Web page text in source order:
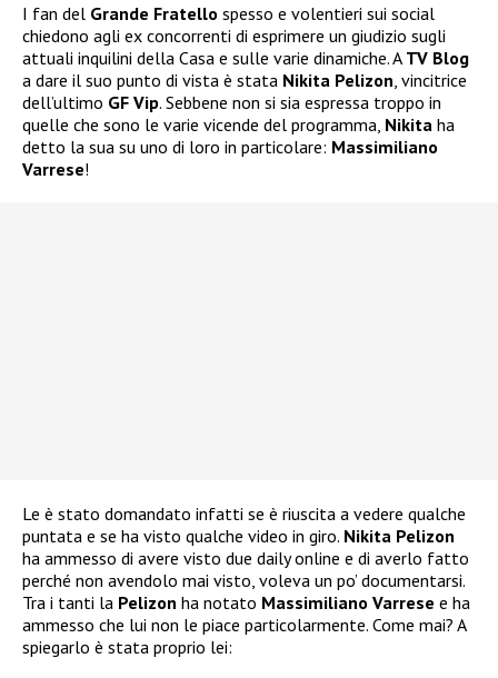
I fan del Grande Fratello spesso e volentieri sui social
chiedono agli ex concorrenti di esprimere un giudizio sugli
attuali inquilini della Casa e sulle varie dinamiche. A TV Blog
a dare il suo punto di vista è stata Nikita Pelizon , vincitrice
dell’ultimo GF Vip. Sebbene non si sia espressa troppo in
quelle che sono le varie vicende del programma, Nikita ha
detto la sua su uno di loro in particolare: Massimiliano
Varrese!
Le è stato domandato infatti se è riuscita a vedere qualche
puntata e se ha visto qualche video in giro. Nikita Pelizon
ha ammesso di avere visto due daily online e di averlo fatto
perché non avendolo mai visto, voleva un po’ documentarsi.
Tra i tanti la Pelizon ha notato Massimiliano Varrese e ha
ammesso che lui non le piace particolarmente. Come mai? A
spiegarlo è stata proprio lei: